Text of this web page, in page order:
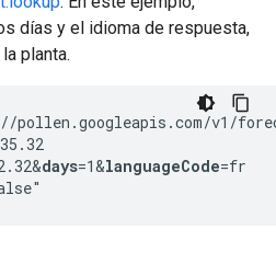
días y el idioma de respuesta,
planta.
v1/
&days=1&languageCode=fr